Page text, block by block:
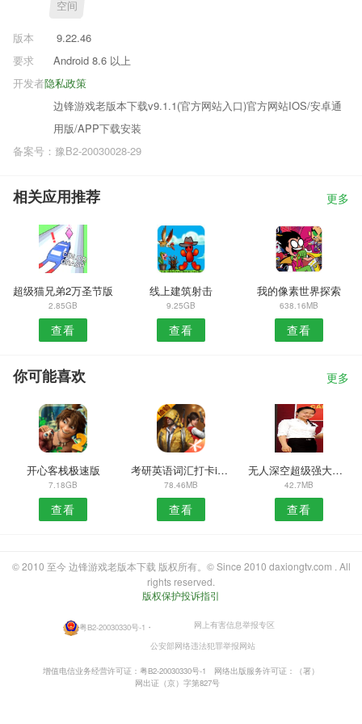
空间
版本
9.22.46
要求
Android 8.6 以上
隐私政策
开发者
边锋游戏老版本下载v9.1.1(官方网站入口)官方网站IOS/安卓通
用版/APP下载安装
备案号：豫B2-20030028-29
相关应用推荐 更多
超级猫兄弟2万圣节版
2.85GB
查看
线上建筑射击
9.25GB
查看
我的像素世界探索
638.16MB
查看
你可能喜欢 更多
开心客栈极速版
7.18GB
查看
考研英语词汇打卡ios版
78.46MB
查看
无人深空超级强大电力系统MOD
42.7MB
查看
© 2010 至今 边锋游戏老版本下载 版权所有。© Since 2010 daxiongtv.com . All
rights reserved.
版权保护投诉指引
粤B2-20030330号-1 ・
网上有害信息举报专区
公安部网络违法犯罪举报网站
增值电信业务经营许可证：粤B2-20030330号-1
网络出版服务许可证：（署）
网出证（京）字第827号